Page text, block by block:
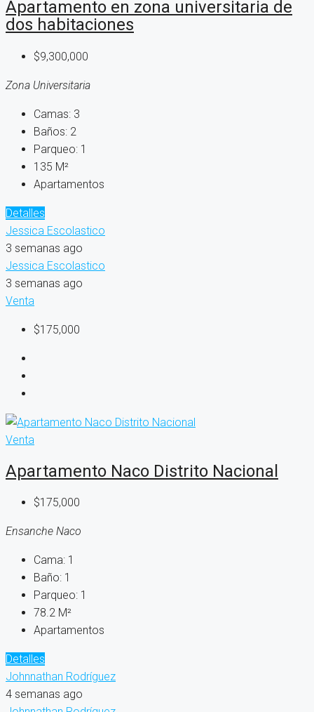
Apartamento en zona universitaria de
dos habitaciones
$9,300,000
Zona Universitaria
Camas: 3
Baños: 2
Parqueo: 1
135 M²
Apartamentos
Detalles
Jessica Escolastico
3 semanas ago
Jessica Escolastico
3 semanas ago
Venta
$175,000
Venta
Apartamento Naco Distrito Nacional
$175,000
Ensanche Naco
Cama: 1
Baño: 1
Parqueo: 1
78.2 M²
Apartamentos
Detalles
Johnnathan Rodríguez
4 semanas ago